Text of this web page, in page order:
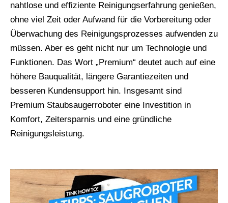
nahtlose und effiziente Reinigungserfahrung genießen,
ohne viel Zeit oder Aufwand für die Vorbereitung oder
Überwachung des Reinigungsprozesses aufwenden zu
müssen. Aber es geht nicht nur um Technologie und
Funktionen. Das Wort „Premium“ deutet auch auf eine
höhere Bauqualität, längere Garantiezeiten und
besseren Kundensupport hin. Insgesamt sind
Premium Staubsaugerroboter eine Investition in
Komfort, Zeitersparnis und eine gründliche
Reinigungsleistung.